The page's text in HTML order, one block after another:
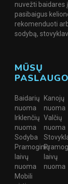
nuvežti baidares
pasibaigus
rekomenduoti
sodybą,
MŪSŲ
Baidarių
nuoma
Kanojų
nuoma
Irklenčių
nuoma
Valčių
nuoma
Sodyba
Pramoginių
laivų
nuoma
laivų
nuoma
Mobili